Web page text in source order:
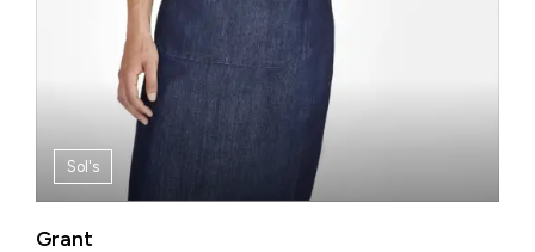
Sol's
Grant